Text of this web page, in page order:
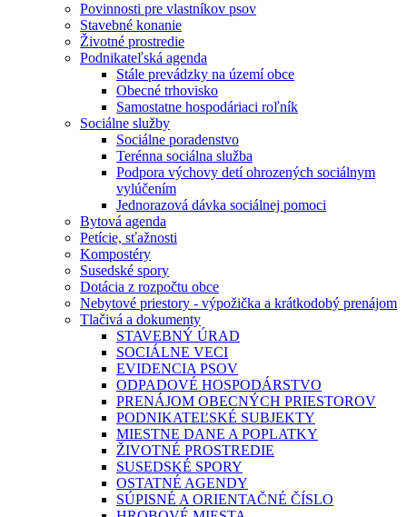
Povinnosti pre vlastníkov psov
Stavebné konanie
Životné prostredie
Podnikateľská agenda
Stále prevádzky na území obce
Obecné trhovisko
Samostatne hospodáriaci roľník
Sociálne služby
Sociálne poradenstvo
Terénna sociálna služba
Podpora výchovy detí ohrozených sociálnym
vylúčením
Jednorazová dávka sociálnej pomoci
Bytová agenda
Petície, sťažnosti
Kompostéry
Susedské spory
Dotácia z rozpočtu obce
Nebytové priestory - výpožička a krátkodobý prenájom
Tlačivá a dokumenty
STAVEBNÝ ÚRAD
SOCIÁLNE VECI
EVIDENCIA PSOV
ODPADOVÉ HOSPODÁRSTVO
PRENÁJOM OBECNÝCH PRIESTOROV
PODNIKATEĽSKÉ SUBJEKTY
MIESTNE DANE A POPLATKY
ŽIVOTNÉ PROSTREDIE
SUSEDSKÉ SPORY
OSTATNÉ AGENDY
SÚPISNÉ A ORIENTAČNÉ ČÍSLO